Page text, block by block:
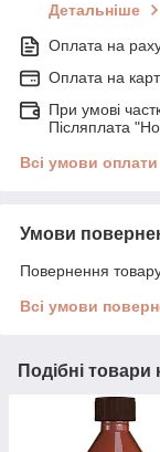
Детальніше
Оплата на
Оплата на
При умові
Післяплата
Всі умови оплати
Умови
Повернення
Всі умови
Подібні товари